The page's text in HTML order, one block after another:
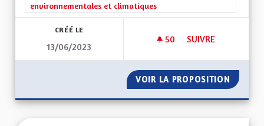
environnementales et climatiques
CRÉÉ LE
13/06/2023
50 50 ABONNÉS
SUIVRE
VOIR LA PROPOSITION